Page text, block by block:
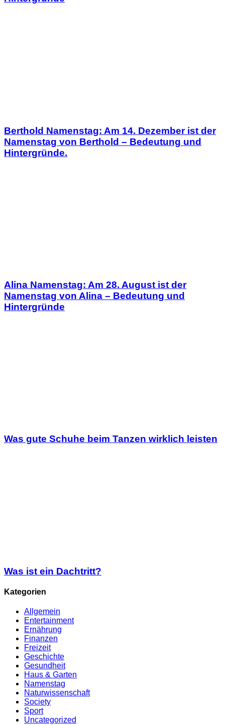
Berthold Namenstag: Am 14. Dezember ist der
Namenstag von Berthold – Bedeutung und
Hintergründe.
Alina Namenstag: Am 28. August ist der
Namenstag von Alina – Bedeutung und
Hintergründe
Was gute Schuhe beim Tanzen wirklich leisten
Was ist ein Dachtritt?
Kategorien
Allgemein
Entertainment
Ernährung
Finanzen
Freizeit
Geschichte
Gesundheit
Haus & Garten
Namenstag
Naturwissenschaft
Society
Sport
Uncategorized